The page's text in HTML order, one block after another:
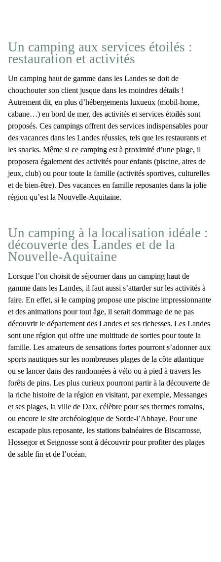
Un camping aux services étoilés :
restauration et activités
Un camping haut de gamme dans les Landes se doit de
chouchouter son client jusque dans les moindres détails !
Autrement dit, en plus d’hébergements luxueux (mobil-home,
cabane…) en bord de mer, des activités et services étoilés sont
proposés. Ces campings offrent des services indispensables pour
des vacances dans les Landes réussies, tels que les restaurants et
les snacks. Même si ce camping est à proximité d’une plage, il
proposera également des activités pour enfants (piscine, aires de
jeux, club) ou pour toute la famille (activités sportives, culturelles
et de bien-être). Des vacances en famille reposantes dans la jolie
région qu’est la Nouvelle-Aquitaine.
Un camping à la localisation idéale :
découverte des Landes et de la
Nouvelle-Aquitaine
Lorsque l’on choisit de séjourner dans un camping haut de
gamme dans les Landes, il faut aussi s’attarder sur les activités à
faire. En effet, si le camping propose une piscine impressionnante
et des animations pour tout âge, il serait dommage de ne pas
découvrir le département des Landes et ses richesses. Les Landes
sont une région qui offre une multitude de sorties pour toute la
famille. Les amateurs de sensations fortes pourront s’adonner aux
sports nautiques sur les nombreuses plages de la côte atlantique
ou se lancer dans des randonnées à vélo ou à pied à travers les
forêts de pins. Les plus curieux pourront partir à la découverte de
la riche histoire de la région en visitant, par exemple, Messanges
et ses plages, la ville de Dax, célèbre pour ses thermes romains,
ou encore le site archéologique de Sorde-l’Abbaye. Pour une
escapade plus reposante, les stations balnéaires de Biscarrosse,
Hossegoret Seignosse sont à découvrir pour profiter des plages
de sable fin et de l’océan.